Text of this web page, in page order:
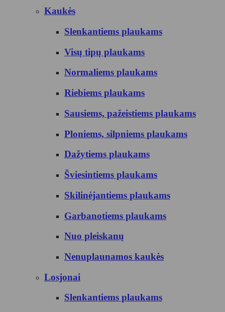
Kaukės
Slenkantiems plaukams
Visų tipų plaukams
Normaliems plaukams
Riebiems plaukams
Sausiems, pažeistiems plaukams
Ploniems, silpniems plaukams
Dažytiems plaukams
Šviesintiems plaukams
Skilinėjantiems plaukams
Garbanotiems plaukams
Nuo pleiskanų
Nenuplaunamos kaukės
Losjonai
Slenkantiems plaukams